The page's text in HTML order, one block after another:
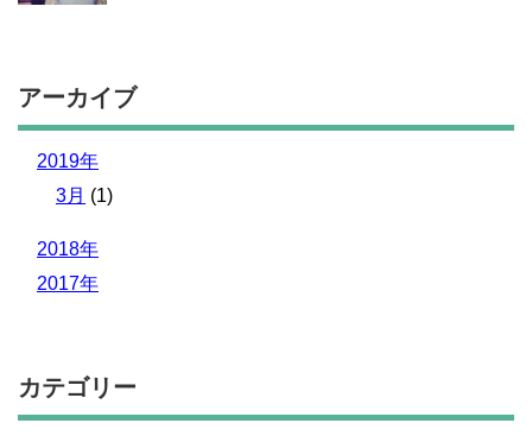
アーカイブ
2019年
3月 (1)
2018年
2017年
カテゴリー